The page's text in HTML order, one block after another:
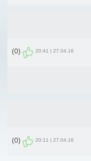
27.04.16 | 20:41
(0)
27.04.16 | 20:11
(0)